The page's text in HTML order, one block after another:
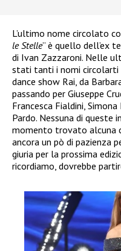
L’ultimo nome circolato
le Stelle” è quello dell’ex
di Ivan Zazzaroni. Nelle
stati tanti i nomi circolarti
dance show Rai, da
passando per Giuseppe
Francesca Fialdini,
Pardo. Nessuna di queste
momento trovato alcuna
ancora un pò di pazienza
giuria per la prossima
ricordiamo, dovrebbe